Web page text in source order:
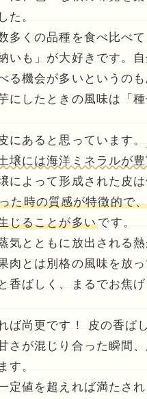
た。
多くの品種を食べ比べ
いも」が大好きです。
る機会が多いというの
にしたときの風味は「
あると思っています。
壌には海洋ミネラルが
によって形成された皮
た時の質感が特徴的で
じることが多いです。
気とともに放出される
肉とは別格の風味を放
香ばしく、まるでお焦
ば尚更です！ 皮の香ば
さが混じり合った瞬間
す。
定値を超えれば満たさ